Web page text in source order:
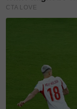
Alamat: 56,
Johor Bahru,